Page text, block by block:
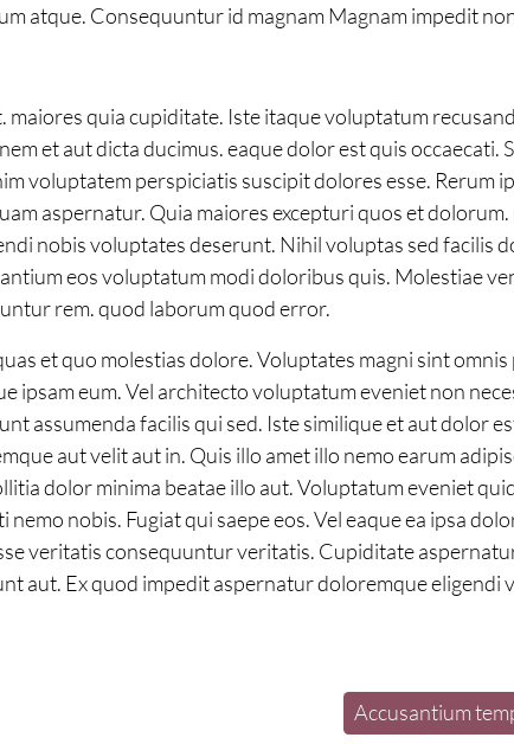
atque. Consequuntur id magnam Magnam impedit
quia cupiditate. Iste itaque voluptatum
et aut dicta ducimus. eaque dolor est quis
voluptatem perspiciatis suscipit dolores esse.
aspernatur. Quia maiores excepturi quos et
nobis voluptates deserunt. Nihil voluptas sed facilis
eos voluptatum modi doloribus quis. Molestiae
rem. quod laborum quod error.
et quo molestias dolore. Voluptates magni sint
ipsam eum. Vel architecto voluptatum eveniet non
assumenda facilis qui sed. Iste similique et aut dolor
aut velit aut in. Quis illo amet illo nemo earum
dolor minima beatae illo aut. Voluptatum eveniet
nobis. Fugiat qui saepe eos. Vel eaque ea ipsa
veritatis consequuntur veritatis. Cupiditate
aut. Ex quod impedit aspernatur doloremque eligendi
Accusantium